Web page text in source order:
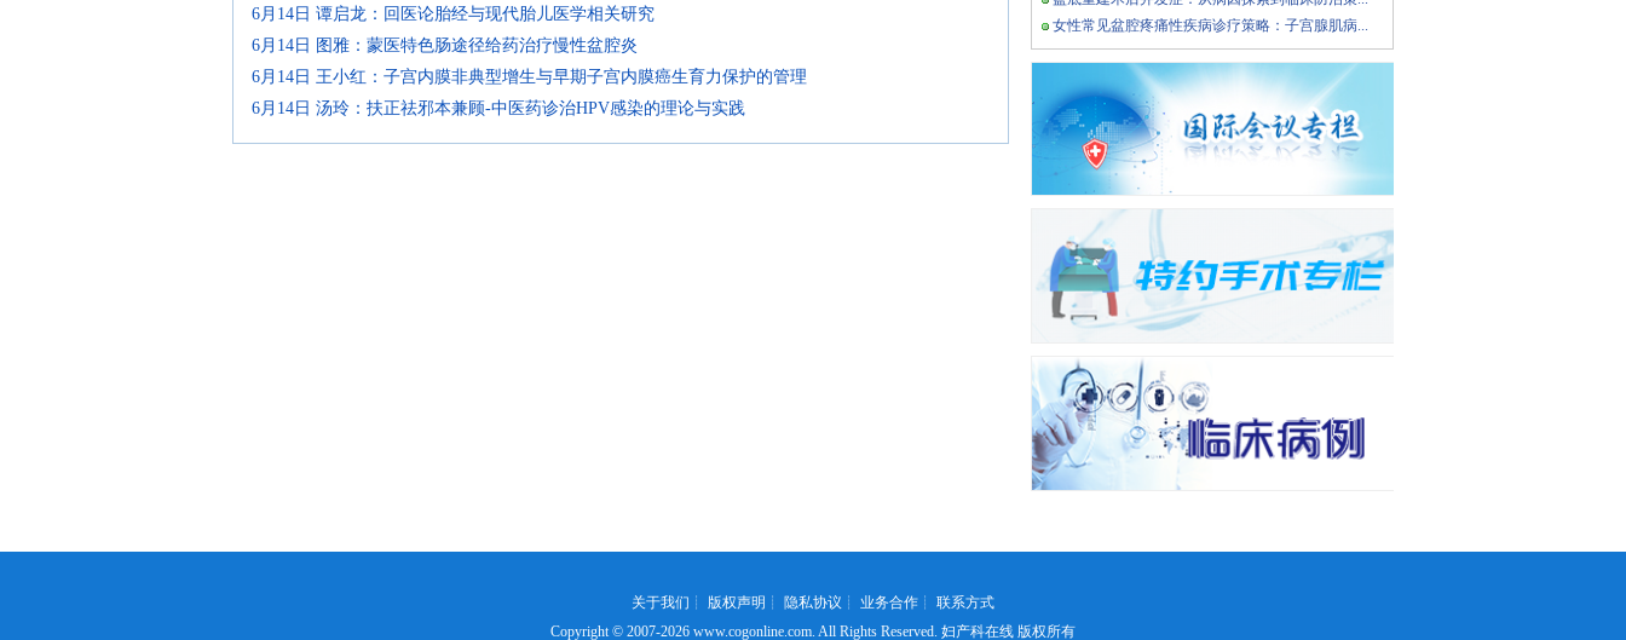
6月14日 谭启龙：回医论胎经与现代胎儿医学相关研究
6月14日 图雅：蒙医特色肠途径给药治疗慢性盆腔炎
6月14日 王小红：子宫内膜非典型增生与早期子宫内膜癌生育力保护的管理
6月14日 汤玲：扶正祛邪本兼顾-中医药诊治HPV感染的理论与实践
女性常见盆腔疼痛性疾病诊疗策略：子宫腺肌病...
关于我们 ┊ 版权声明 ┊ 隐私协议 ┊ 业务合作 ┊ 联系方式
Copyright © 2007-2026 www.cogonline.com. All Rights Reserved. 妇产科在线 版权所有